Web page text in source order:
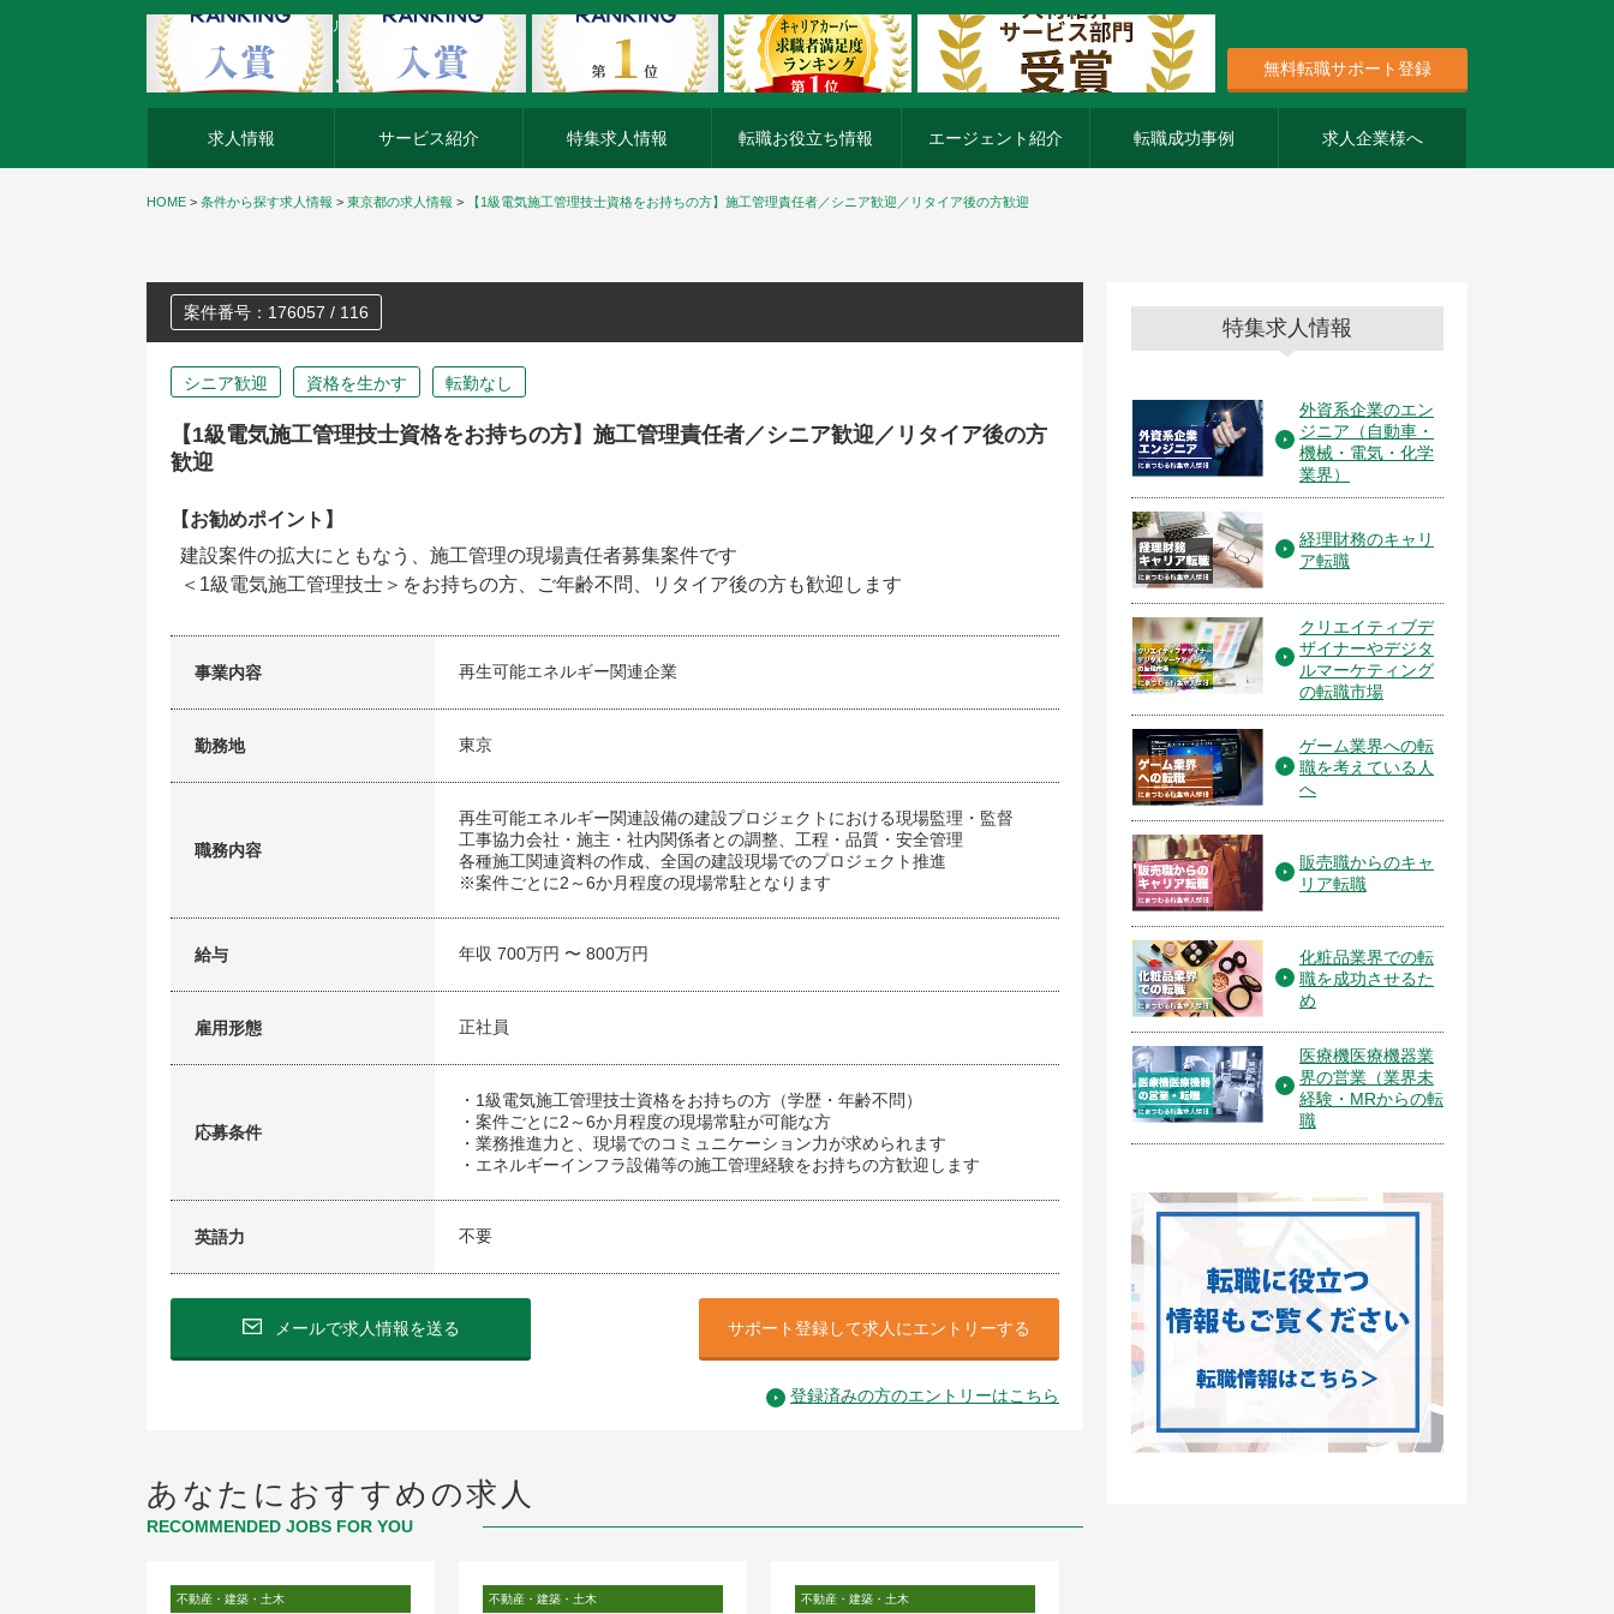
外資系企業の転職・キャリア転職ならアージスジャパン
無料転職サポート登録
求人情報 サービス紹介 特集求人情報 転職お役立ち情報 エージェント紹介 転職成功事例 求人企業様へ
HOME > 条件から探す求人情報 > 東京都の求人情報 > 【1級電気施工管理技士資格をお持ちの方】施工管理責任者／シニア歓迎／リタイア後の方歓迎
案件番号：176057 / 116
シニア歓迎 資格を生かす 転勤なし
【1級電気施工管理技士資格をお持ちの方】施工管理責任者／シニア歓迎／リタイア後の方
歓迎
【お勧めポイント】
建設案件の拡大にともなう、施工管理の現場責任者募集案件です
＜1級電気施工管理技士＞をお持ちの方、ご年齢不問、リタイア後の方も歓迎します
事業内容 再生可能エネルギー関連企業
勤務地 東京
職務内容
再生可能エネルギー関連設備の建設プロジェクトにおける現場監理・監督
工事協力会社・施主・社内関係者との調整、工程・品質・安全管理
各種施工関連資料の作成、全国の建設現場でのプロジェクト推進
※案件ごとに2～6か月程度の現場常駐となります
給与 年収 700万円 〜 800万円
雇用形態 正社員
応募条件
・1級電気施工管理技士資格をお持ちの方（学歴・年齢不問）
・案件ごとに2～6か月程度の現場常駐が可能な方
・業務推進力と、現場でのコミュニケーション力が求められます
・エネルギーインフラ設備等の施工管理経験をお持ちの方歓迎します
英語力 不要
メールで求人情報を送る サポート登録して求人にエントリーする
登録済みの方のエントリーはこちら
あなたにおすすめの求人
RECOMMENDED JOBS FOR YOU
不動産・建築・土木 不動産・建築・土木 不動産・建築・土木
特集求人情報
外資系企業のエン
ジニア（自動車・
機械・電気・化学
業界）
経理財務のキャリ
ア転職
クリエイティブデ
ザイナーやデジタ
ルマーケティング
の転職市場
ゲーム業界への転
職を考えている人
へ
販売職からのキャ
リア転職
化粧品業界での転
職を成功させるた
め
医療機医療機器業
界の営業（業界未
経験・MRからの転
職